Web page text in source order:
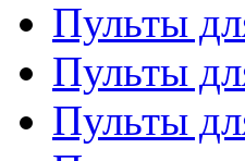
Пульты
Пульты
Пульты